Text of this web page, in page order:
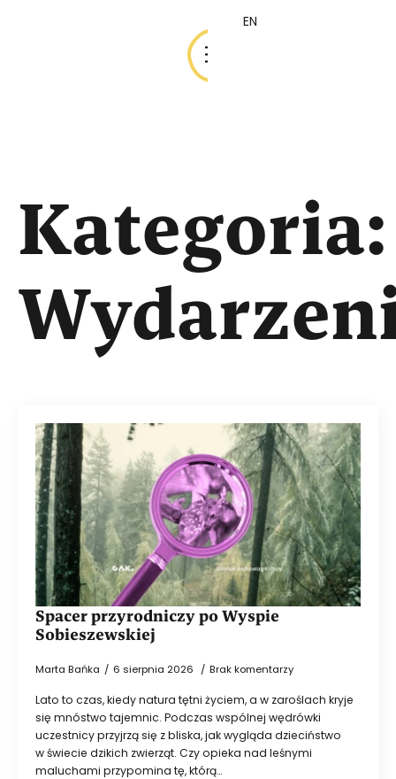
EN
Kategoria:
Spacer przyrodniczy po Wyspie
Sobieszewskiej
Marta Bańka 6 sierpnia 2026 Brak komentarzy
Lato to czas, kiedy natura tętni życiem, a w zaroślach kryje
się mnóstwo tajemnic. Podczas wspólnej wędrówki
uczestnicy przyjrzą się z bliska, jak wygląda dzieciństwo
w świecie dzikich zwierząt. Czy opieka nad leśnymi
maluchami przypomina tę, którą…